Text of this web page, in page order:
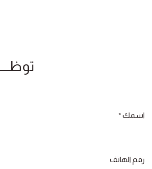
اسمك *
رقم الهاتف